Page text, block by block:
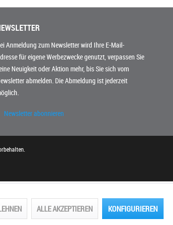
Anmeldung zum Newsletter wird Ihre E-Mail-
für eigene Werbezwecke genutzt, verpassen Sie
Neuigkeit oder Aktion mehr, bis Sie sich vom
abmelden. Die Abmeldung ist jederzeit
Newsletter abonnieren
ALLE AKZEPTIEREN KONFIGURIEREN